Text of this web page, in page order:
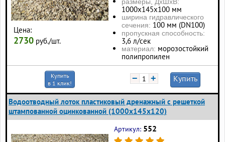
Цена:
2730 руб./шт.
1000х145х100 мм
ширина гидравлического
сечения: 100 мм (DN100)
пропускная способность:
3,6 л/сек
материал: морозостойкий
полипропилен
Купить
в 1 клик!
− + Купить
Водоотводный лоток пластиковый дренажный с решеткой
штампованной оцинкованной (1000x145x120)
Артикул: 552